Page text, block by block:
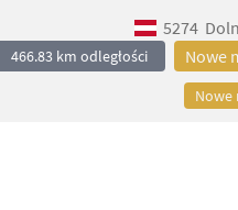
5274
466.83 km odległości Nowe
Nowe